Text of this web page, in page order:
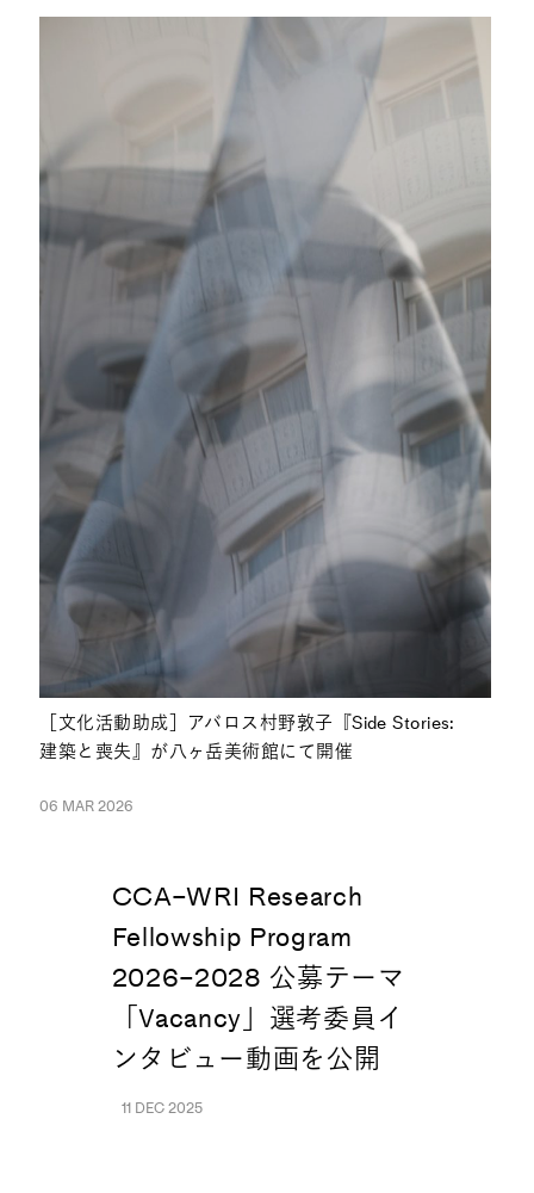
［文化活動助成］アバロス村野敦子『Side Stories:
建築と喪失』が八ヶ岳美術館にて開催
06 MAR 2026
CCA–WRI Research
Fellowship Program
2026–2028 公募テーマ
「Vacancy」選考委員イ
ンタビュー動画を公開
11 DEC 2025